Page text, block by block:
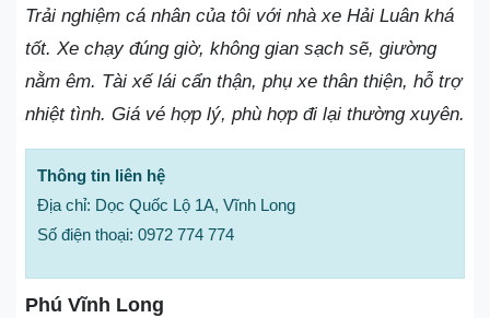
Trải nghiệm cá nhân của tôi với nhà xe Hải Luân khá
tốt. Xe chạy đúng giờ, không gian sạch sẽ, giường
nằm êm. Tài xế lái cẩn thận, phụ xe thân thiện, hỗ trợ
nhiệt tình. Giá vé hợp lý, phù hợp đi lại thường xuyên.
Thông tin liên hệ
Địa chỉ: Dọc Quốc Lộ 1A, Vĩnh Long
Số điện thoại: 0972 774 774
Phú Vĩnh Long